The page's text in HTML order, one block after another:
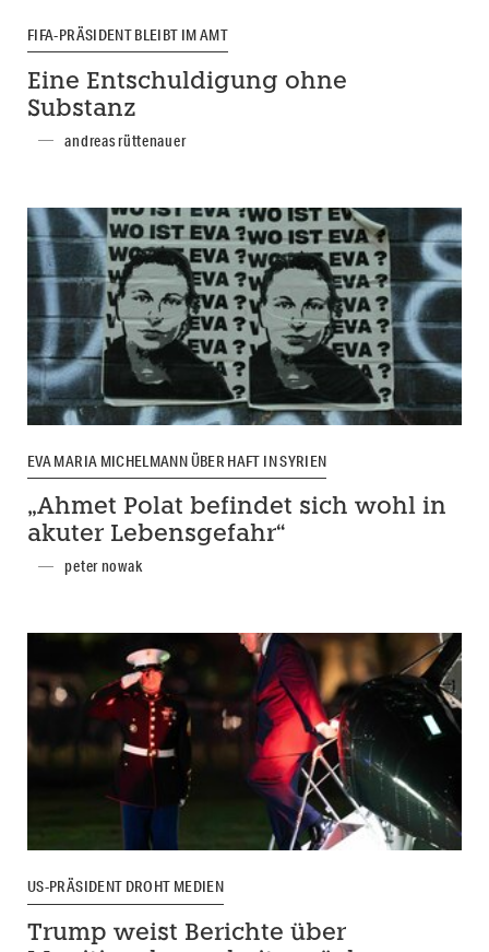
FIFA-PRÄSIDENT BLEIBT IM AMT
Eine Entschuldigung ohne
Substanz
andreas rüttenauer
EVA MARIA MICHELMANN ÜBER HAFT IN SYRIEN
„Ahmet Polat befindet sich wohl in
akuter Lebensgefahr“
peter nowak
US-PRÄSIDENT DROHT MEDIEN
Trump weist Berichte über